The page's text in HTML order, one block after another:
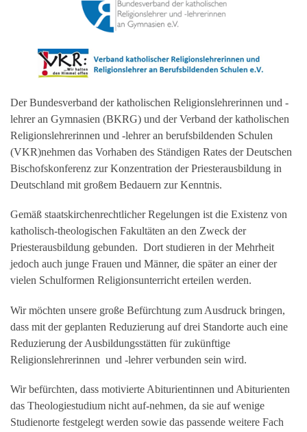
Der Bundesverband der katholischen Religionslehrerinnen und -
lehrer an Gymnasien (BKRG) und der Verband der katholischen
Religionslehrerinnen und -lehrer an berufsbildenden Schulen
(VKR)nehmen das Vorhaben des Ständigen Rates der Deutschen
Bischofskonferenz zur Konzentration der Priesterausbildung in
Deutschland mit großem Bedauern zur Kenntnis.
Gemäß staatskirchenrechtlicher Regelungen ist die Existenz von
katholisch-theologischen Fakultäten an den Zweck der
Priesterausbildung gebunden. Dort studieren in der Mehrheit
jedoch auch junge Frauen und Männer, die später an einer der
vielen Schulformen Religionsunterricht erteilen werden.
Wir möchten unsere große Befürchtung zum Ausdruck bringen,
dass mit der geplanten Reduzierung auf drei Standorte auch eine
Reduzierung der Ausbildungsstätten für zukünftige
Religionslehrerinnen und -lehrer verbunden sein wird.
Wir befürchten, dass motivierte Abiturientinnen und Abiturienten
das Theologiestudium nicht auf-nehmen, da sie auf wenige
Studienorte festgelegt werden sowie das passende weitere Fach